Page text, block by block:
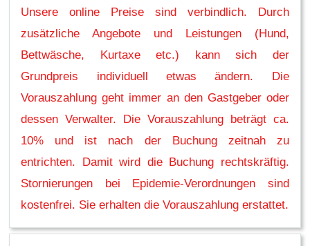
Unsere online Preise sind verbindlich. Durch
zusätzliche Angebote und Leistungen (Hund,
Bettwäsche, Kurtaxe etc.) kann sich der
Grundpreis individuell etwas ändern. Die
Vorauszahlung geht immer an den Gastgeber oder
dessen Verwalter. Die Vorauszahlung beträgt ca.
10% und ist nach der Buchung zeitnah zu
entrichten. Damit wird die Buchung rechtskräftig.
Stornierungen bei Epidemie-Verordnungen sind
kostenfrei. Sie erhalten die Vorauszahlung erstattet.